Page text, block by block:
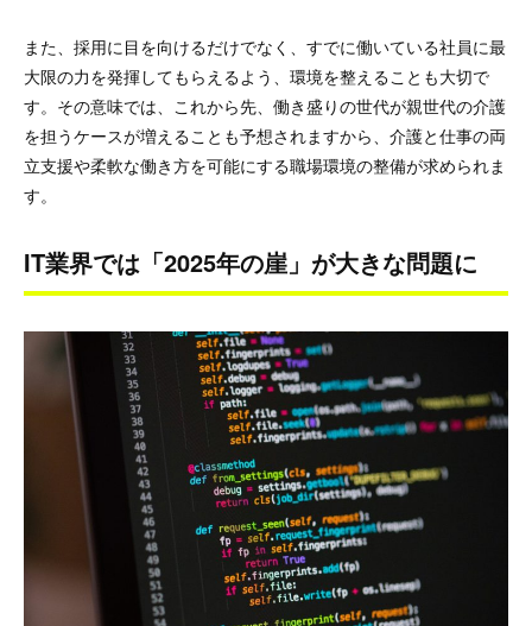
また、採用に目を向けるだけでなく、すでに働いている社員に最
大限の力を発揮してもらえるよう、環境を整えることも大切で
す。その意味では、これから先、働き盛りの世代が親世代の介護
を担うケースが増えることも予想されますから、介護と仕事の両
立支援や柔軟な働き方を可能にする職場環境の整備が求められま
す。
IT業界では「2025年の崖」が大きな問題に